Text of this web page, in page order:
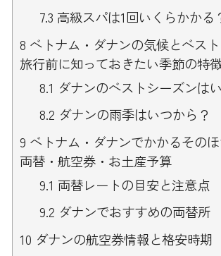
7.3 高級スパは1回いくらかかる
8 ベトナム・ダナンの気候とベスト
旅行前に知っておきたい季節の特
8.1 ダナンのベストシーズンは
8.2 ダナンの雨季はいつから？
9 ベトナム・ダナンでかかるそのほ
両替・航空券・お土産予算
9.1 両替レートの目安と注意点
9.2 ダナンでおすすめの両替所
10 ダナンの航空券情報と格安時期